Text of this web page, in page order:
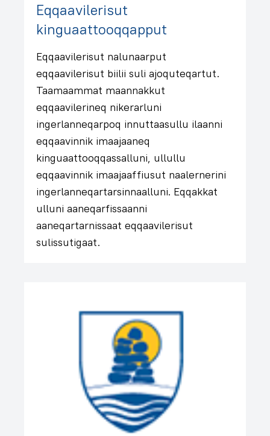
Eqqaavilerisut
kinguaattooqqapput
Eqqaavilerisut nalunaarput
eqqaavilerisut biilii suli ajoquteqartut.
Taamaammat maannakkut
eqqaavilerineq nikerarluni
ingerlanneqarpoq innuttaasullu ilaanni
eqqaavinnik imaajaaneq
kinguaattooqqassalluni, ullullu
eqqaavinnik imaajaaffiusut naalernerini
ingerlanneqartarsinnaalluni. Eqqakkat
ulluni aaneqarfissaanni
aaneqartarnissaat eqqaavilerisut
sulissutigaat.